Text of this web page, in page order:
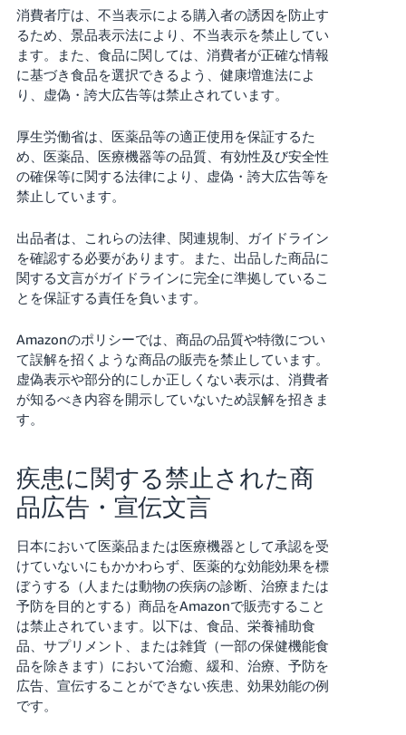
English
- JP
そ
く
始
め
る
消費者庁は、不当表示による購入者の誘因を防止す
るため、景品表示法により、不当表示を禁止してい
ます。また、食品に関しては、消費者が正確な情報
に基づき食品を選択できるよう、健康増進法によ
り、虚偽・誇大広告等は禁止されています。
厚生労働省は、医薬品等の適正使用を保証するた
め、医薬品、医療機器等の品質、有効性及び安全性
の確保等に関する法律により、虚偽・誇大広告等を
禁止しています。
出品者は、これらの法律、関連規制、ガイドライン
を確認する必要があります。また、出品した商品に
関する文言がガイドラインに完全に準拠しているこ
とを保証する責任を負います。
Amazonのポリシーでは、商品の品質や特徴につい
て誤解を招くような商品の販売を禁止しています。
虚偽表示や部分的にしか正しくない表示は、消費者
が知るべき内容を開示していないため誤解を招きま
す。
疾患に関する禁止された商
品広告・宣伝文言
日本において医薬品または医療機器として承認を受
けていないにもかかわらず、医薬的な効能効果を標
ぼうする（人または動物の疾病の診断、治療または
予防を目的とする）商品をAmazonで販売すること
は禁止されています。以下は、食品、栄養補助食
品、サプリメント、または雑貨（一部の保健機能食
品を除きます）において治癒、緩和、治療、予防を
広告、宣伝することができない疾患、効果効能の例
です。